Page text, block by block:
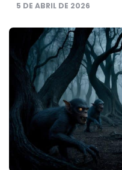
5 DE ABRIL DE 2026